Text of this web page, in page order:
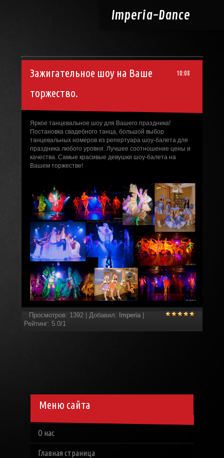
Imperia-Dance
10:08
Зажигательное шоу на Ваше
торжество.
Яркое танцевальное шоу для Вашего праздника!
Постановка свадебного танца, большой выбор
танцевальных номеров из репертуара шоу-балета для
праздника любого уровня. Лучшее соотношение цены и
качества. Самые красивые девушки шоу-балета на
Вашем торжестве!
Просмотров: 1392| Добавил: Imperia
Рейтинг: 5.0/1
Меню сайта
О нас
Главная страница